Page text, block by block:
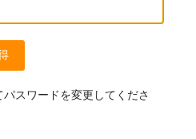
スワードを変更してくださ